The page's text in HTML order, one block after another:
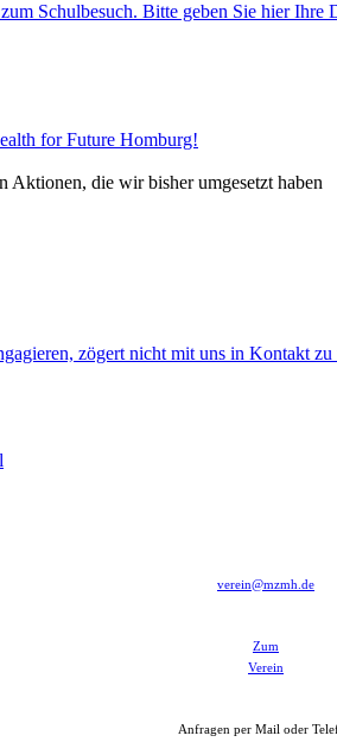
Schulbesuch. Bitte geben Sie hier
for Future Homburg!
die wir bisher umgesetzt haben
zögert nicht mit uns in Kontakt zu
verein@mzmh.de
Zum
Verein
Anfragen per Mail oder